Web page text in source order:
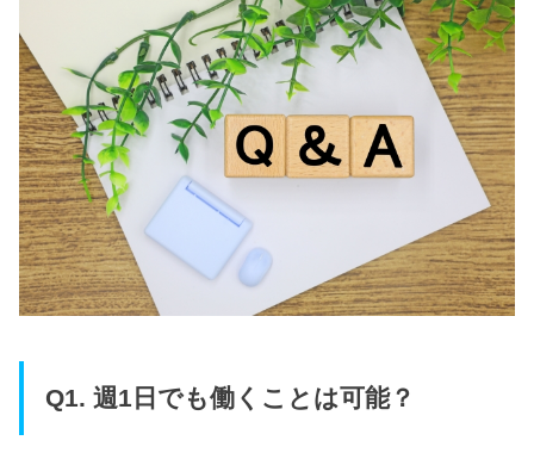
Q1. 週1日でも働くことは可能？